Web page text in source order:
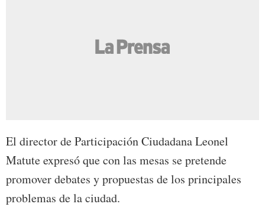
El director de Participación Ciudadana Leonel
Matute expresó que con las mesas se pretende
promover debates y propuestas de los principales
problemas de la ciudad.